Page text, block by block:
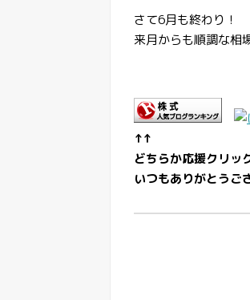
さて6月も終わり！
来月からも順調な相
↑↑
どちらか応援クリッ
いつもありがとう